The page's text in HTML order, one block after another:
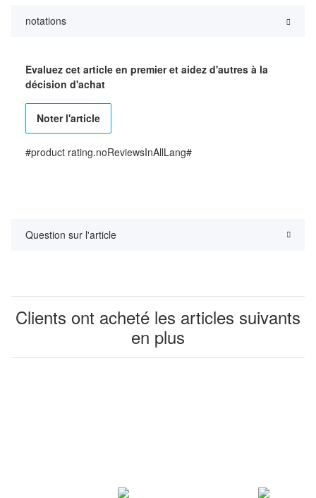
notations
Evaluez cet article en premier et aidez d'autres à la
décision d'achat
Noter l'article
#product rating.noReviewsInAllLang#
Question sur l'article
Clients ont acheté les articles suivants
en plus